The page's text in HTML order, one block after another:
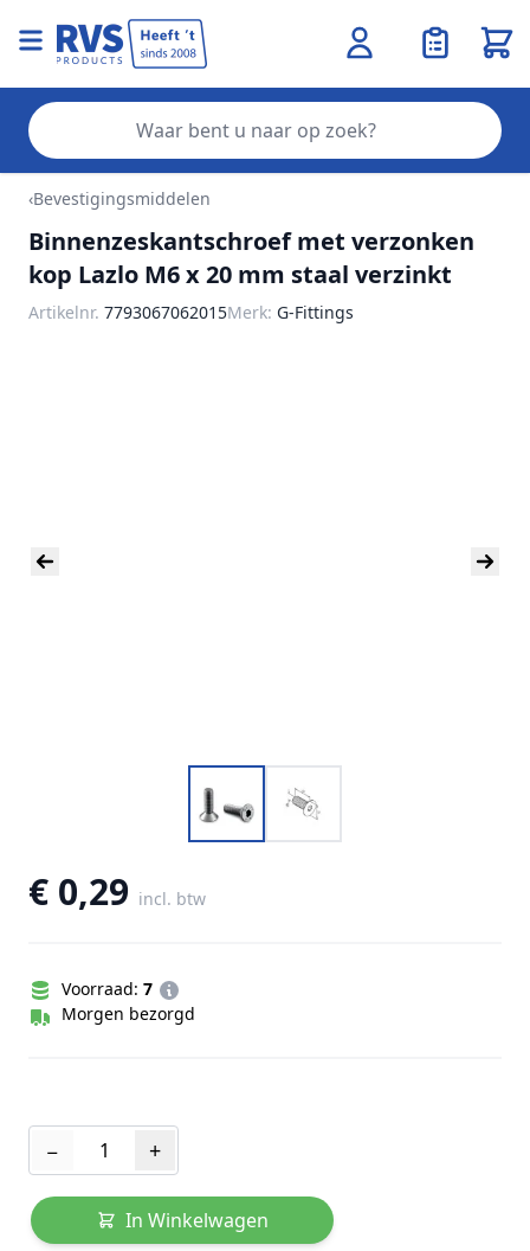
Ga naar de inhoud
‹Bevestigingsmiddelen
Binnenzeskantschroef met verzonken
kop Lazlo M6 x 20 mm staal verzinkt
Artikelnr. 7793067062015Merk: G-Fittings
€ 0,29 incl. btw
Morgen bezorgd
Voorraad: 7
Aantal
− +
In Winkelwagen